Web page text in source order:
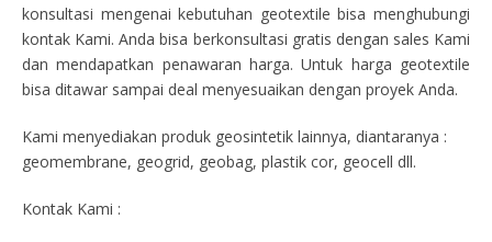
konsultasi mengenai kebutuhan geotextile bisa menghubungi
kontak Kami. Anda bisa berkonsultasi gratis dengan sales Kami
dan mendapatkan penawaran harga. Untuk harga geotextile
bisa ditawar sampai deal menyesuaikan dengan proyek Anda.
Kami menyediakan produk geosintetik lainnya, diantaranya :
geomembrane, geogrid, geobag, plastik cor, geocell dll.
Kontak Kami :